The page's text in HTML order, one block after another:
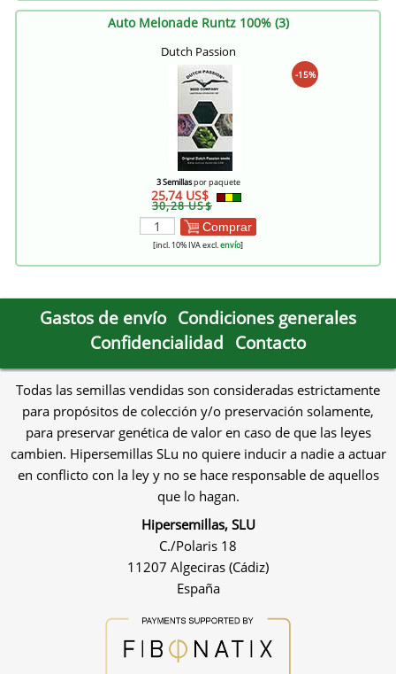
Auto Melonade Runtz 100% (3)
Dutch Passion
-15%
3 Semillaspor paquete
25,74 US$
30,28 US$
Comprar
[incl. 10% IVA excl.envío]
Gastos de envío Condiciones generales
Confidencialidad Contacto
Todas las semillas vendidas son consideradas estrictamente
para propósitos de colección y/o preservación solamente,
para preservar genética de valor en caso de que las leyes
cambien. Hipersemillas SLu no quiere inducir a nadie a actuar
en conflicto con la ley y no se hace responsable de aquellos
que lo hagan.
Hipersemillas, SLU
C./Polaris 18
11207 Algeciras (Cádiz)
España